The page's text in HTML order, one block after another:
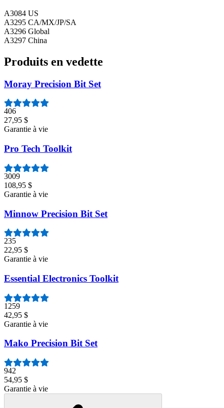
A3084 US
A3295 CA/MX/JP/SA
A3296 Global
A3297 China
Produits en vedette
Moray Precision Bit Set
406
27,95 $
Garantie à vie
Pro Tech Toolkit
3009
108,95 $
Garantie à vie
Minnow Precision Bit Set
235
22,95 $
Garantie à vie
Essential Electronics Toolkit
1259
42,95 $
Garantie à vie
Mako Precision Bit Set
942
54,95 $
Garantie à vie